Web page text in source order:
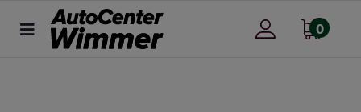
0